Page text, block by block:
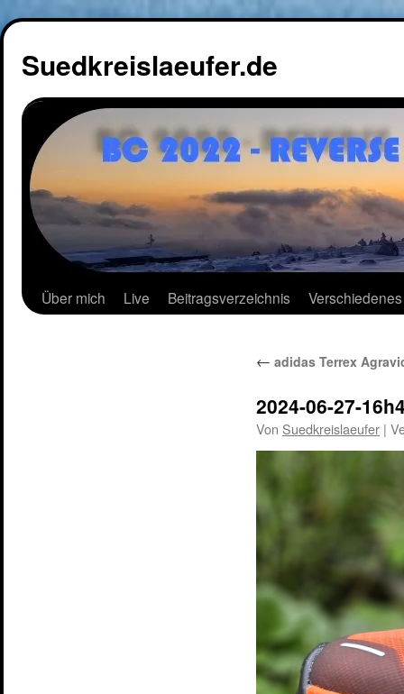
Suedkreislaeufer.de
Über mich Live Beitragsverzeichnis Verschiedenes
← adidas Terrex
2024-06-27-
Von Suedkreislaeufer |